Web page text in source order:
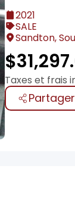
2021
SALE
Sandton,
$
Taxes et frais
Partager